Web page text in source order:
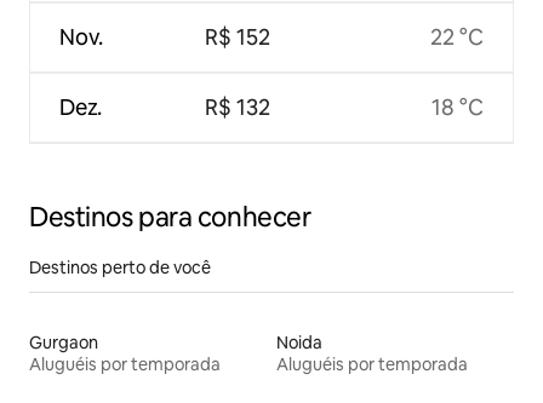
Nov.
Dez.
R$ 152
R$ 132
22 °C
18 °C
Destinos para conhecer
Destinos perto de você
Gurgaon
Aluguéis por temporada
Noida
Aluguéis por temporada